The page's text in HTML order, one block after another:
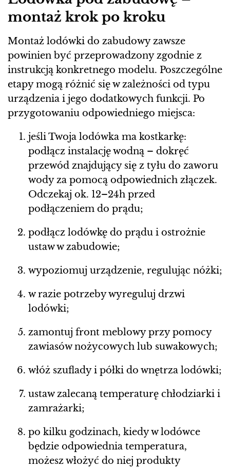
montaż krok po kroku
Montaż lodówki do zabudowy zawsze
powinien być przeprowadzony zgodnie z
instrukcją konkretnego modelu. Poszczególne
etapy mogą różnić się w zależności od typu
urządzenia i jego dodatkowych funkcji. Po
przygotowaniu odpowiedniego miejsca:
jeśli Twoja lodówka ma kostkarkę:
podłącz instalację wodną – dokręć
przewód znajdujący się z tyłu do zaworu
wody za pomocą odpowiednich złączek.
Odczekaj ok. 12–24h przed
podłączeniem do prądu;
podłącz lodówkę do prądu i ostrożnie
ustaw w zabudowie;
wypoziomuj urządzenie, regulując nóżki;
w razie potrzeby wyreguluj drzwi
lodówki;
zamontuj front meblowy przy pomocy
zawiasów nożycowych lub suwakowych;
włóż szuflady i półki do wnętrza lodówki;
ustaw zalecaną temperaturę chłodziarki i
zamrażarki;
po kilku godzinach, kiedy w lodówce
będzie odpowiednia temperatura,
możesz włożyć do niej produkty